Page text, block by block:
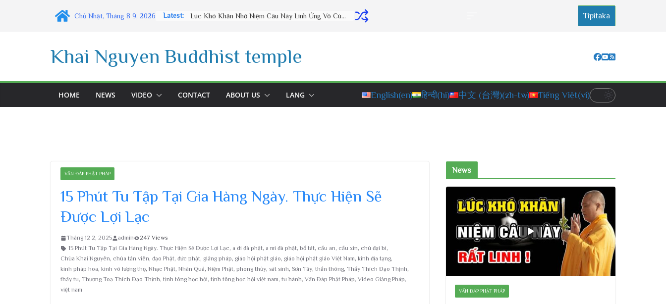
Chủ Nhật, Tháng 8 9, 2026 Latest: Thờ Cúng Đúng Cách Phúc Lộc Đầy Nhà (vấn đáp rất hay) – Thầy Thích Đạo Thịnh Tipitaka
Khai Nguyen Buddhist temple
HOME NEWS VIDEO CONTACT ABOUT US LANG English(en) हिन्दी(hi) 中文 (台灣)(zh-tw) Tiếng Việt(vi)
VẤN ĐÁP PHẬT PHÁP
15 Phút Tu Tập Tại Gia Hàng Ngày. Thực Hiện Sẽ
Được Lợi Lạc
Tháng 12 2, 2025 admin
247 Views
15 Phút Tu Tập Tại Gia Hàng Ngày. Thực Hiện Sẽ Được Lợi Lạc, a di đà phật, a mi đà phật, bồ tát, cầu an, cầu xin, chú đại bi,
Chùa Khai Nguyên, chùa tản viên, đạo Phật, đức phật, giảng pháp, giáo hội phật giáo, giáo hội phật giáo Việt Nam, kinh địa tạng,
kinh pháp hoa, kinh vô lượng thọ, Nhạc Phật, Nhân Quả, Niệm Phật, phong thủy, sát sinh, Sơn Tây, thần thông, Thầy Thích Đạo Thịnh,
thầy tu, Thượng Toạ Thích Đạo Thịnh, tịnh tông học hội, tịnh tông học hội việt nam, tu hành, Vấn Đáp Phật Pháp, Video Giảng Pháp,
việt nam
News
VẤN ĐÁP PHẬT PHÁP